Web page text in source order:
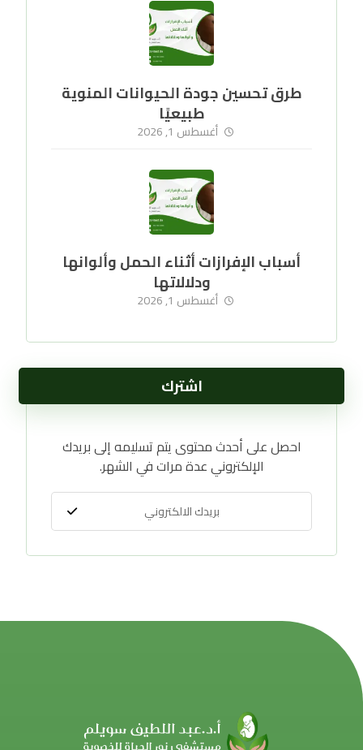
طرق تحسين جودة الحيوانات المنوية
طبيعيًا
أغسطس 1, 2026
أسباب الإفرازات أثناء الحمل وألوانها
ودلالاتها
أغسطس 1, 2026
اشترك
احصل على أحدث محتوى يتم تسليمه إلى بريدك
الإلكتروني عدة مرات في الشهر.